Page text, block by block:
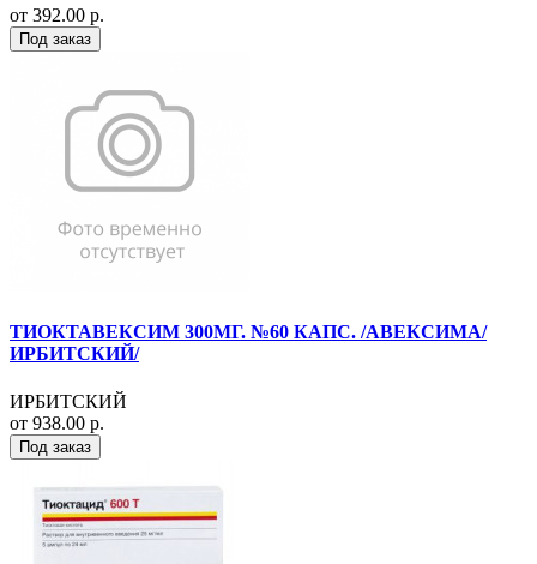
от 392.00 р.
Под заказ
ТИОКТАВЕКСИМ 300МГ. №60 КАПС. /АВЕКСИМА/
ИРБИТСКИЙ/
ИРБИТСКИЙ
от 938.00 р.
Под заказ